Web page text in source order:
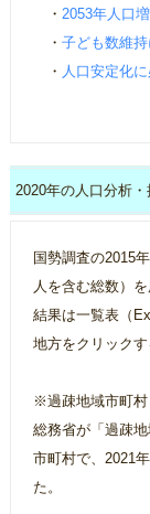
・ 2053年人口
・ 子ども数維
・ 人口安定化
2020年の人口分析
国勢調査の2015
人を含む総数）
結果は一覧表（
地方をクリック
※過疎地域市町村
総務省が「過疎
市町村で、2021
た。